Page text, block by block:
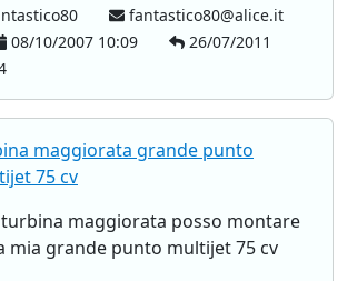
fantastico80@alice.it
08/10/2007 10:09
26/07/2011
maggiorata grande punto
75 cv
maggiorata posso montare
mia grande punto multijet 75 cv